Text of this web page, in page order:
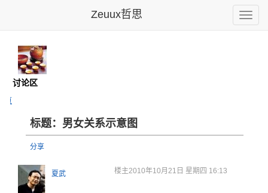
Toggle
Zeuux哲思
- 讨论区
页
标题：男女关系示意图
分享
夏武 楼主2010年10月21日 星期四 16:13